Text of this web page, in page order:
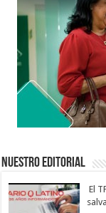
Nuestro Editorial
El